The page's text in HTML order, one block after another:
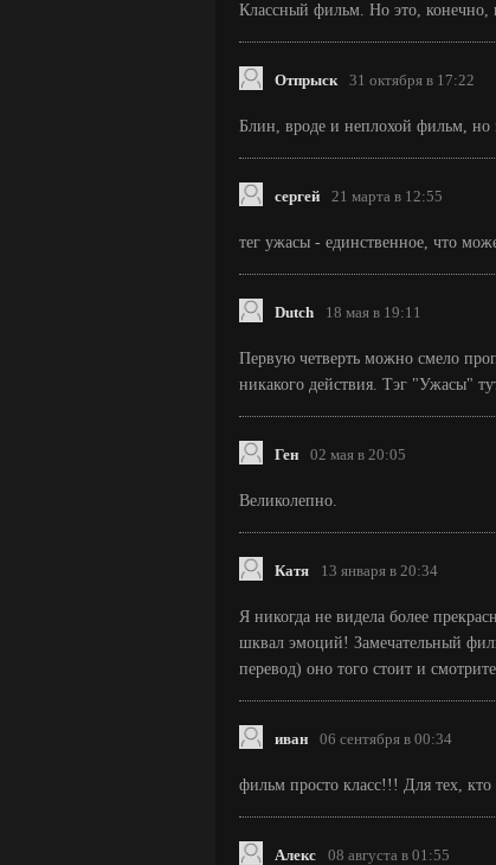
Классный фильм. Но это, конечно,
Отпрыск 31 октября в 17:22
Блин, вроде и неплохой фильм, но
сергей 21 марта в 12:55
тег ужасы - единственное, что
Dutch 18 мая в 19:11
Первую четверть можно смело
никакого действия. Тэг "Ужасы"
Ген 02 мая в 20:05
Великолепно.
Катя 13 января в 20:34
Я никогда не видела более
шквал эмоций! Замечательный
перевод) оно того стоит и
иван 06 сентября в 00:34
фильм просто класс!!! Для тех,
Алекс 08 августа в 01:55